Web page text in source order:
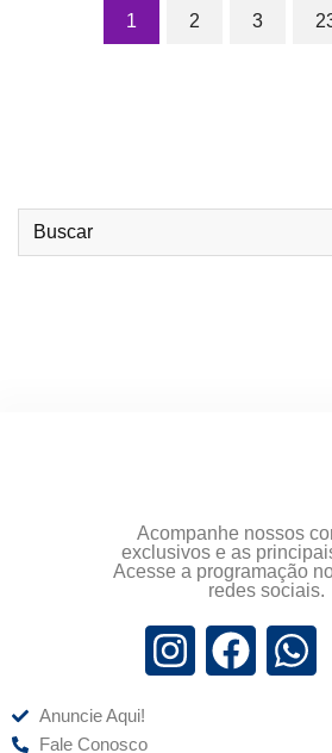
1 2 3
Acompanhe nossos
exclusivos e as
Acesse a programação
redes sociais.
Anuncie Aqui!
Fale Conosco